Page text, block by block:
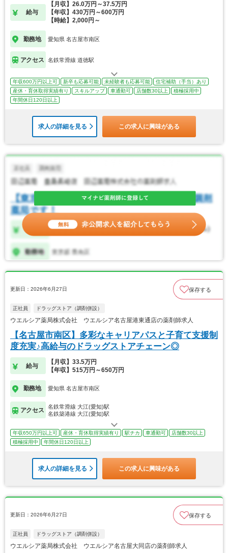
給与
【月収】26.0万円～37.5万円
【年収】430万円～600万円
【時給】2,000円～
勤務地 愛知県 名古屋市南区
アクセス 名鉄常滑線 道徳駅
年収600万円以上可 新卒も応募可能 未経験者も応募可能
住宅補助（手当）あり
産休・育休取得実績有り
スキルアップ 車通勤可 店舗数30以上
積極採用中
年間休日120日以上
求人の詳細を見る この求人に興味がある
更新日：2026年6月27日 保存する
正社員 ドラッグストア（調剤併設）
ウエルシア薬局株式会社 ウエルシア名古屋港東通店の薬剤師求人
【名古屋市南区】多彩なキャリアパスと子育て支援制
度充実♪高給与のドラッグストアチェーン◎
給与
【月収】33.5万円
【年収】515万円～650万円
勤務地 愛知県 名古屋市南区
アクセス
名鉄常滑線 大江(愛知)駅
名鉄築港線 大江(愛知)駅
年収650万円以上可 産休・育休取得実績有り 駅チカ 車通勤可
店舗数30以上
積極採用中
年間休日120日以上
求人の詳細を見る この求人に興味がある
更新日：2026年6月27日 保存する
正社員 ドラッグストア（調剤併設）
ウエルシア薬局株式会社 ウエルシア名古屋大同店の薬剤師求人